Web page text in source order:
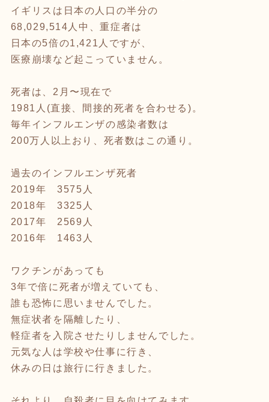
イギリスは日本の人口の半分の
68,029,514人中、重症者は
日本の5倍の1,421人ですが、
医療崩壊など起こっていません。
死者は、2月〜現在で
1981人(直接、間接的死者を合わせる)。
毎年インフルエンザの感染者数は
200万人以上おり、死者数はこの通り。
過去のインフルエンザ死者
2019年 3575人
2018年 3325人
2017年 2569人
2016年 1463人
ワクチンがあっても
3年で倍に死者が増えていても、
誰も恐怖に思いませんでした。
無症状者を隔離したり、
軽症者を入院させたりしませんでした。
元気な人は学校や仕事に行き、
休みの日は旅行に行きました。